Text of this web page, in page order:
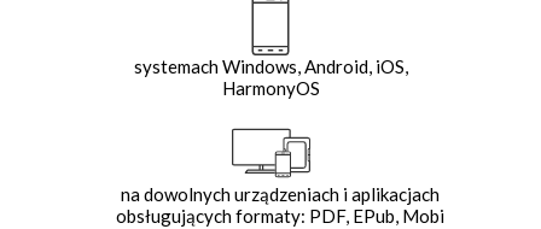
systemach Windows, Android, iOS,
HarmonyOS
na dowolnych urządzeniach i aplikacjach
obsługujących formaty: PDF, EPub, Mobi